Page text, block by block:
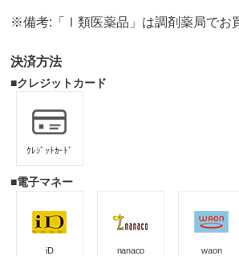
※備考:「Ⅰ類医薬品」は調剤薬局でお
決済方法
■クレジットカード
ｸﾚｼﾞｯﾄｶｰﾄﾞ
■電子マネー
iD nanaco waon